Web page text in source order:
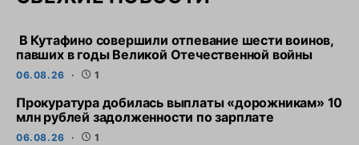
В Кутафино совершили отпевание шести воинов,
павших в годы Великой Отечественной войны
06.08.26 1
Прокуратура добилась выплаты «дорожникам» 10
млн рублей задолженности по зарплате
06.08.26 1